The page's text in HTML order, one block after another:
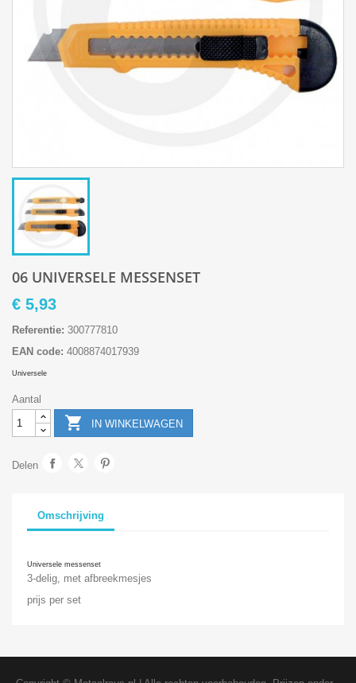
06 UNIVERSELE MESSENSET
€ 5,93
Referentie: 300777810
EAN code: 4008874017939
Universele
Aantal
 IN WINKELWAGEN
Delen
Omschrijving
Universele messenset
3-delig, met afbreekmesjes
prijs per set